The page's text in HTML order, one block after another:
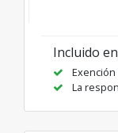
Incluido
La